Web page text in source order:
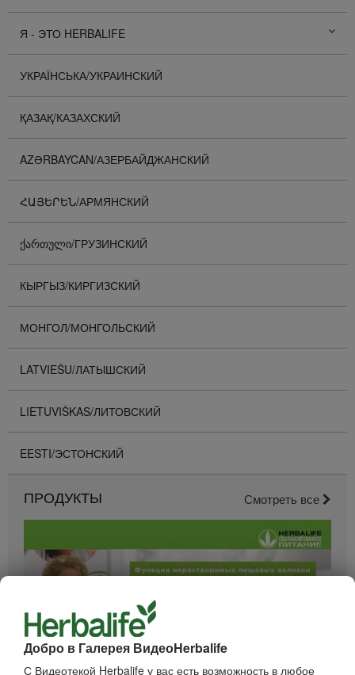
Добро в Галерея ВидеоHerbalife
С Видеотекой Herbalife у вас есть возможность в любое
Я - ЭТО HERBALIFE
УКРАЇНСЬКА/УКРАИНСКИЙ
ҚАЗАҚ/КАЗАХСКИЙ
AZƏRBAYCAN/АЗЕРБАЙДЖАНСКИЙ
ՀԱՅԵՐԵՆ/АРМЯНСКИЙ
ᲥᲐᲠᲗᲣᲚᲘ/ГРУЗИНСКИЙ
КЫРГЫЗ/КИРГИЗСКИЙ
МОНГОЛ/МОНГОЛЬСКИЙ
LATVIEŠU/ЛАТЫШСКИЙ
LIETUVIŠKAS/ЛИТОВСКИЙ
EESTI/ЭСТОНСКИЙ
ПРОДУКТЫ Смотреть все